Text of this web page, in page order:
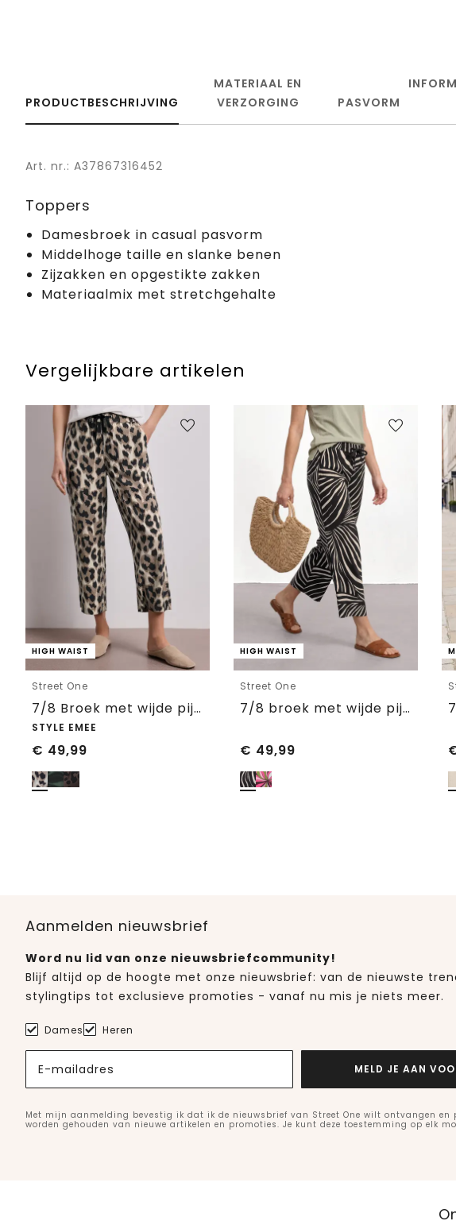
PRODUCTBESCHRIJVING
MATERIAAL EN
VERZORGING
PASVORM
Art. nr.: A37867316452
Toppers
Damesbroek in casual pasvorm
Middelhoge taille en slanke benen
Zijzakken en opgestikte zakken
Materiaalmix met stretchgehalte
Vergelijkbare artikelen
HIGH WAIST
Street One
7/8 Broek met wijde pijpen in Loose Fit met print
STYLE EMEE
€ 49,99
HIGH WAIST
Street One
7/8 broek met wijde pijpen in Loose Fit
€ 49,99
Aanmelden nieuwsbrief
Word nu lid van onze nieuwsbriefcommunity!
Blijf altijd op de hoogte met onze nieuwsbrief: van de nieuwste
stylingtips tot exclusieve promoties - vanaf nu mis je niets meer.
Dames Heren
E-mailadres MELD JE AAN
Met mijn aanmelding bevestig ik dat ik de nieuwsbrief van Street One wilt ontvangen
worden gehouden van nieuwe artikelen en promoties. Je kunt deze toestemming op elk